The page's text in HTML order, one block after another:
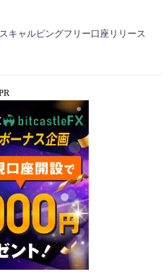
スキャルピングフリー口座リリース